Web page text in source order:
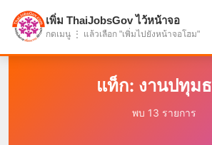
แบ่งปันโอกาส เพื่ออนาคตที่ก้าวหน้า
แท็ก: งานปทุม
พบ 13 รายการ
เพิ่ม ThaiJobsGov ไว้หน้าจอ
กดเมนู ⋮ แล้วเลือก "เพิ่มไปยังหน้าจอโฮม"